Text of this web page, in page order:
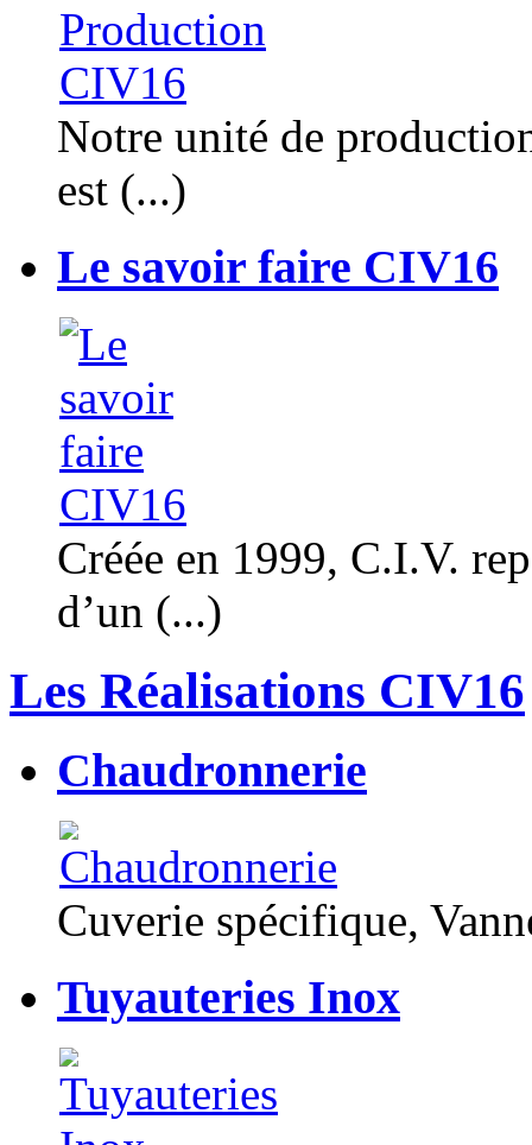
Notre unité de
est (...)
Le savoir faire CIV16
Créée en 1999, C.I.V.
d’un (...)
Les Réalisations CIV16
Chaudronnerie
Cuverie spécifique,
Tuyauteries Inox